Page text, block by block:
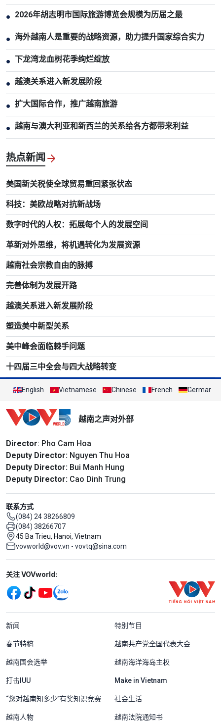
● 2026年胡志明市国际旅游博览会规模为历届之最
● 海外越南人是重要的战略资源，助力提升国家综合实力
● 下龙湾龙血树花季绚烂绽放
● 越澳关系进入新发展阶段
● 扩大国际合作，推广越南旅游
● 越南与澳大利亚和新西兰的关系给各方都带来利益
热点新闻
美国新关税使全球贸易重回紧张状态
科技：美欧战略对抗新战场
数字时代的人权：拓展每个人的发展空间
革新对外思维，将机遇转化为发展资源
越南社会宗教自由的脉搏
完善体制为发展开路
越澳关系进入新发展阶段
塑造美中新型关系
美中峰会面临棘手问题
十四届三中全会与四大战略转变
English Vietnamese Chinese French German
越南之声对外部
Director: Pho Cam Hoa
Deputy Director: Nguyen Thu Hoa
Deputy Director: Bui Manh Hung
Deputy Director: Cao Dinh Trung
联系方式
(084) 24 38266809
(084) 38266707
45 Ba Trieu, Hanoi, Vietnam
vovworld@vov.vn - vovtq@sina.com
Mạng xã hội
关注 VOVworld:
Menu footer tiếng Trung Quốc
新闻 特别节目
春节特稿 越南共产党全国代表大会
越南国会选举 越南海洋海岛主权
打击IUU Make in Vietnam
“您对越南知多少”有奖知识竞赛 社会生活
越南人物 越南法院通知书